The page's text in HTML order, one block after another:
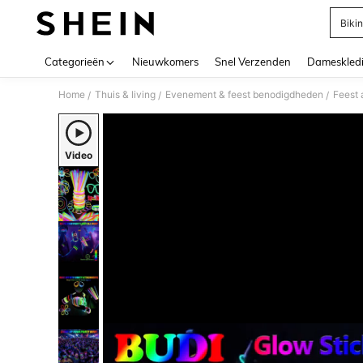
Categorieën Nieuwkomers Snel Verzenden
Home / Thuis & living / Evenement & feest benodigdheden / Feest
Video